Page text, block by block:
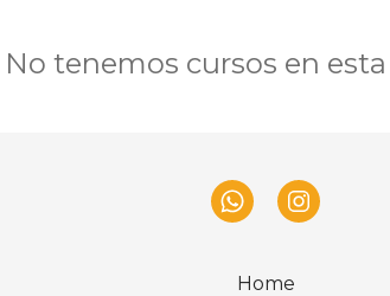
No tenemos cursos en
Home